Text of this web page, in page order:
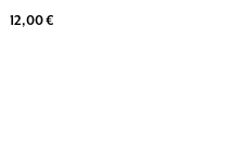
12,00 €